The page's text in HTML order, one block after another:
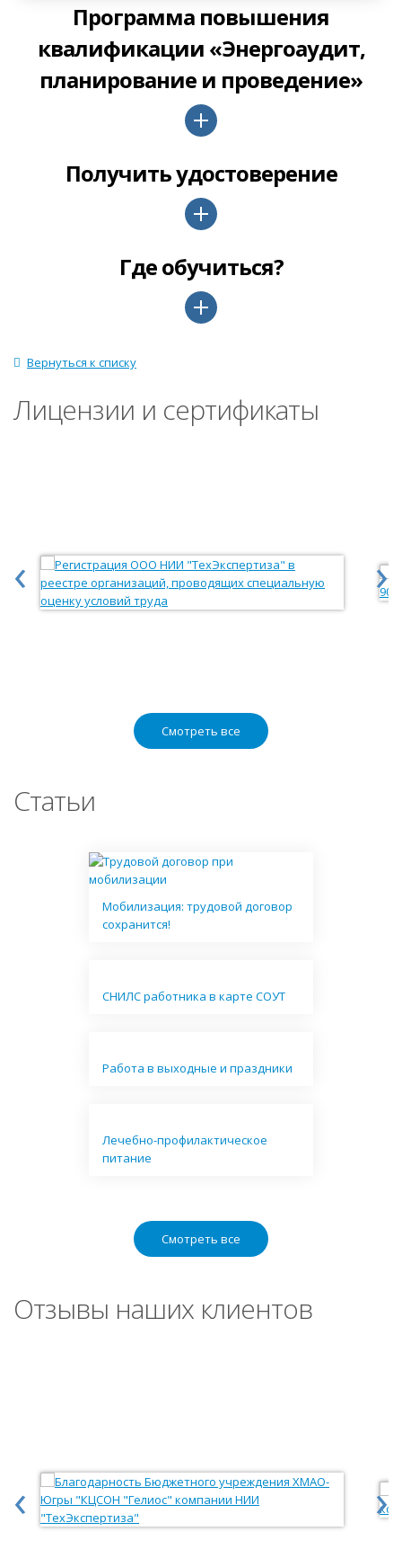
Программа повышения
квалификации «Энергоаудит,
планирование и проведение»
Получить удостоверение
Где обучиться?
Вернуться к списку
Лицензии и сертификаты
‹ ›
Смотреть все
Статьи
Мобилизация: трудовой договор
сохранится!
СНИЛС работника в карте СОУТ
Работа в выходные и праздники
Лечебно-профилактическое
питание
Смотреть все
Отзывы наших клиентов
‹ ›